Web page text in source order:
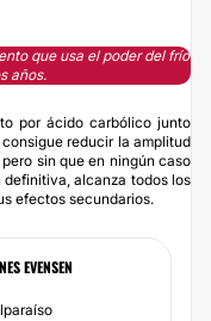
que usa el poder del frío
años.
por ácido carbólico junto
reducir la amplitud
sin que en ningún caso
definitiva, alcanza todos los
efectos secundarios.
EVENSEN